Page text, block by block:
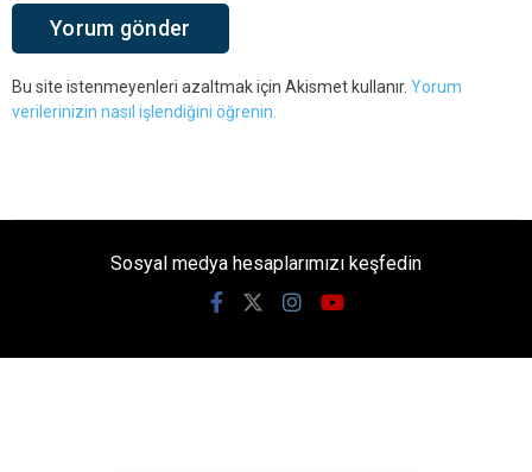
Bu site istenmeyenleri azaltmak için Akismet kullanır. Yorum
verilerinizin nasıl işlendiğini öğrenin.
Sosyal medya hesaplarımızı keşfedin